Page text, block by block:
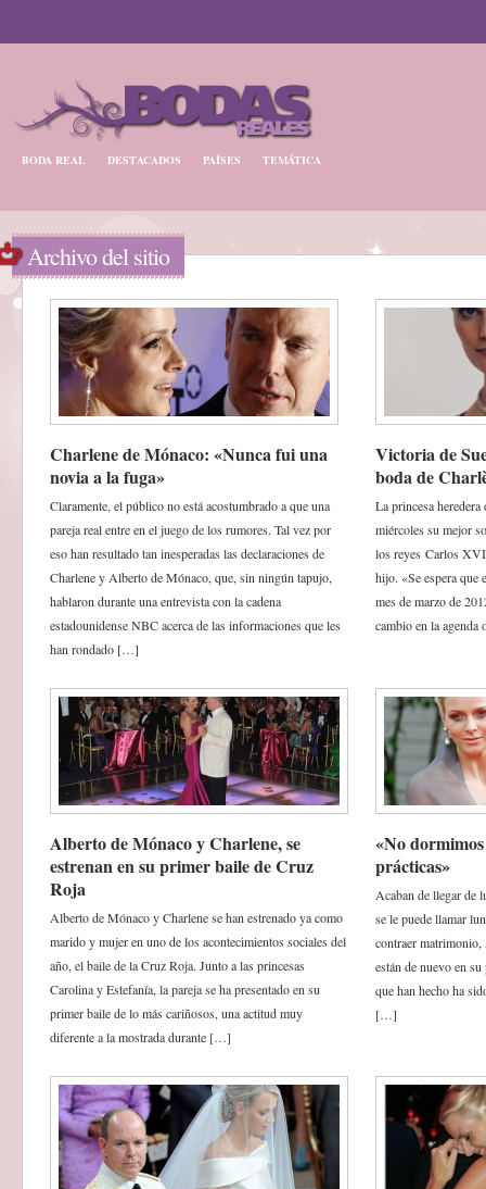
BODA REAL DESTACADOS PAÍSES TEMÁTICA
Archivo del sitio
Charlene de Mónaco: «Nunca fui una
novia a la fuga»
Claramente, el público no está acostumbrado a que una
pareja real entre en el juego de los rumores. Tal vez por
eso han resultado tan inesperadas las declaraciones de
Charlene y Alberto de Mónaco, que, sin ningún tapujo,
hablaron durante una entrevista con la cadena
estadounidense NBC acerca de las informaciones que les
han rondado […]
Victoria de
boda de
La princesa
miércoles su mejor
los reyes Carlos
hijo. «Se espera que
mes de marzo de
cambio en la
Alberto de Mónaco y Charlene, se
estrenan en su primer baile de Cruz
Roja
Alberto de Mónaco y Charlene se han estrenado ya como
marido y mujer en uno de los acontecimientos sociales del
año, el baile de la Cruz Roja. Junto a las princesas
Carolina y Estefanía, la pareja se ha presentado en su
primer baile de lo más cariñosos, una actitud muy
diferente a la mostrada durante […]
«No
prácticas»
Acaban de llegar de
se le puede llamar
contraer
están de nuevo en
que han hecho ha
[…]